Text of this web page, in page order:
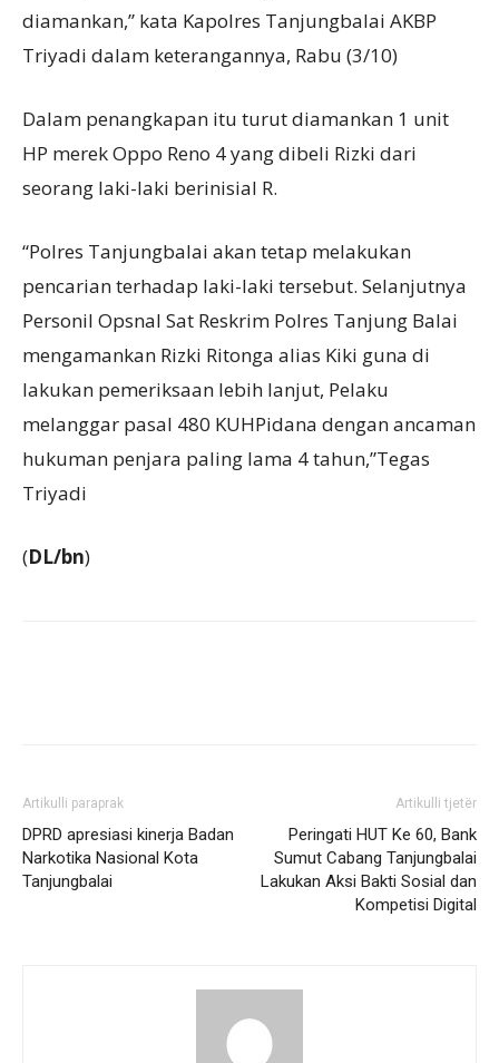
diamankan,” kata Kapolres Tanjungbalai AKBP
Triyadi dalam keterangannya, Rabu (3/10)
Dalam penangkapan itu turut diamankan 1 unit
HP merek Oppo Reno 4 yang dibeli Rizki dari
seorang laki-laki berinisial R.
“Polres Tanjungbalai akan tetap melakukan
pencarian terhadap laki-laki tersebut. Selanjutnya
Personil Opsnal Sat Reskrim Polres Tanjung Balai
mengamankan Rizki Ritonga alias Kiki guna di
lakukan pemeriksaan lebih lanjut, Pelaku
melanggar pasal 480 KUHPidana dengan ancaman
hukuman penjara paling lama 4 tahun,”Tegas
Triyadi
(DL/bn)
Artikulli paraprak
DPRD apresiasi kinerja Badan
Narkotika Nasional Kota
Tanjungbalai
Artikulli tjetër
Peringati HUT Ke 60, Bank
Sumut Cabang Tanjungbalai
Lakukan Aksi Bakti Sosial dan
Kompetisi Digital